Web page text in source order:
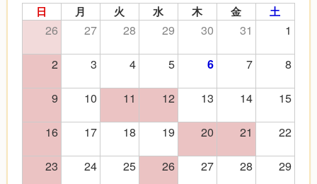
日 月 火 水 木 金 土
26 27 28 29 30 31
1
2
3 4 5 6 7
8
9
10 11 12 13 14
15
16
17 18 19 20 21
22
23
24 25 26 27 28
29